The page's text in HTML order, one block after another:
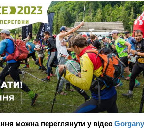
можна переглянути у відео Gorgany